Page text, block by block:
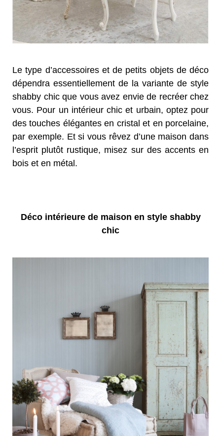
Le type d’accessoires et de petits objets de déco
dépendra essentiellement de la variante de style
shabby chic que vous avez envie de recréer chez
vous. Pour un intérieur chic et urbain, optez pour
des touches élégantes en cristal et en porcelaine,
par exemple. Et si vous rêvez d’une maison dans
l’esprit plutôt rustique, misez sur des accents en
bois et en métal.
Déco intérieure de maison en style shabby
chic